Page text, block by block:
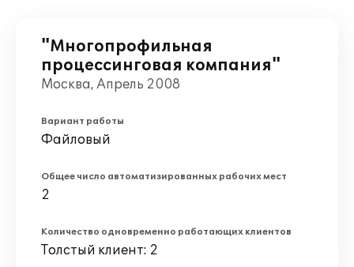
"Многопрофильная
процессинговая компания"
Москва, Апрель 2008
Вариант работы
Файловый
Общее число автоматизированных рабочих мест
2
Количество одновременно работающих клиентов
Толстый клиент: 2